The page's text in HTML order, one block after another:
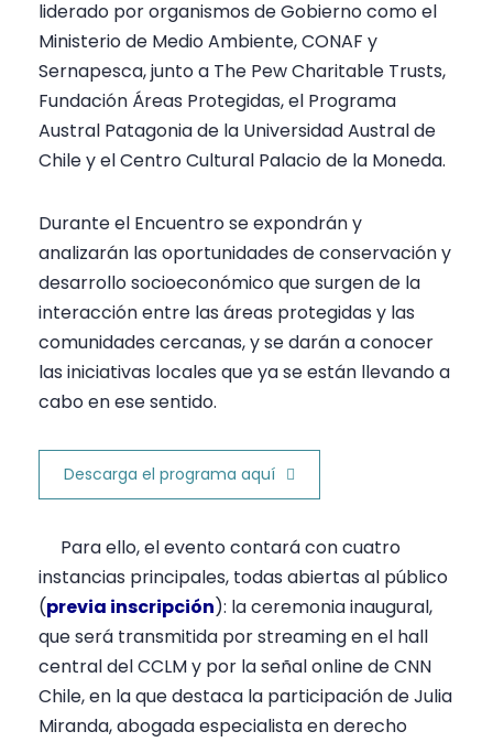
liderado por organismos de Gobierno como el
Ministerio de Medio Ambiente, CONAF y
Sernapesca, junto a The Pew Charitable Trusts,
Fundación Áreas Protegidas, el Programa
Austral Patagonia de la Universidad Austral de
Chile y el Centro Cultural Palacio de la Moneda.
Durante el Encuentro se expondrán y
analizarán las oportunidades de conservación y
desarrollo socioeconómico que surgen de la
interacción entre las áreas protegidas y las
comunidades cercanas, y se darán a conocer
las iniciativas locales que ya se están llevando a
cabo en ese sentido.
Descarga el programa aquí
Para ello, el evento contará con cuatro
instancias principales, todas abiertas al público
(previa inscripción): la ceremonia inaugural,
que será transmitida por streaming en el hall
central del CCLM y por la señal online de CNN
Chile, en la que destaca la participación de Julia
Miranda, abogada especialista en derecho